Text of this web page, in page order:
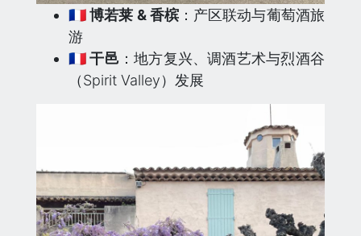
🇫🇷 博若莱 & 香槟：产区联动与葡萄酒旅
游
🇫🇷 干邑：地方复兴、调酒艺术与烈酒谷
（Spirit Valley）发展